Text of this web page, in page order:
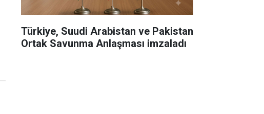
Türkiye, Suudi Arabistan ve Pakistan
Ortak Savunma Anlaşması imzaladı